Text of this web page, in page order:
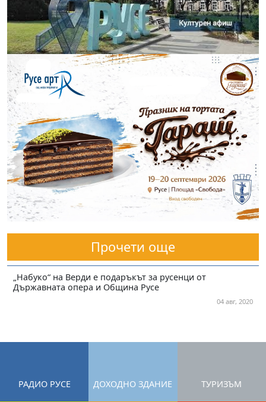
Прочети още
„Набуко“ на Верди е подаръкът за русенци от
Държавната опера и Община Русе
04 авг, 2020
РАДИО РУСЕ ДОХОДНО ЗДАНИЕ ТУРИЗЪМ